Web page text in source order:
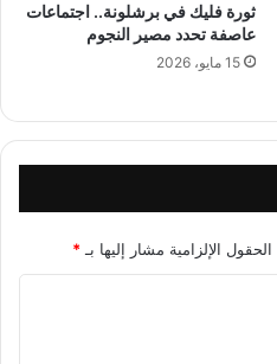
ثورة فليك في برشلونة.. اجتماعات
عاصفة تحدد مصير النجوم
15 مايو، 2026
الحقول الإلزامية مشار إليها بـ *